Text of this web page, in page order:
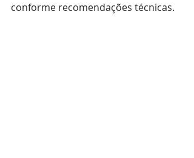
conforme recomendações técnicas.